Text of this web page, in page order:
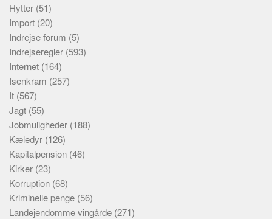
Hytter (51)
Import (20)
Indrejse forum (5)
Indrejseregler (593)
Internet (164)
Isenkram (257)
It (567)
Jagt (55)
Jobmuligheder (188)
Kæledyr (126)
Kapitalpension (46)
Kirker (23)
Korruption (68)
Kriminelle penge (56)
Landejendomme vingårde (271)